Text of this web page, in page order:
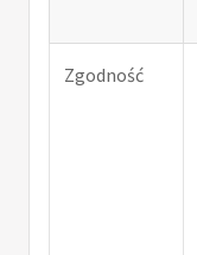
Zgodność